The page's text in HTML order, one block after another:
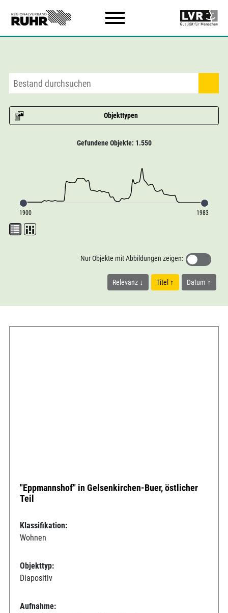
Objekttypen
Gefundene Objekte: 1.550
1900 1983
Relevanz Titel Datum
Nur Objekte mit Abbildungen zeigen:
"Eppmannshof" in Gelsenkirchen-Buer, östlicher
Teil
Klassifikation:
Wohnen
Objekttyp:
Diapositiv
Aufnahme: